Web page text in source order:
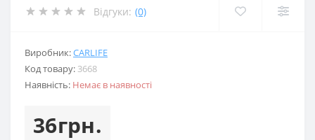
Відгуки: (0)
Виробник:CARLIFE
Код товару: 3668
Наявність: Немає в наявності
36грн.